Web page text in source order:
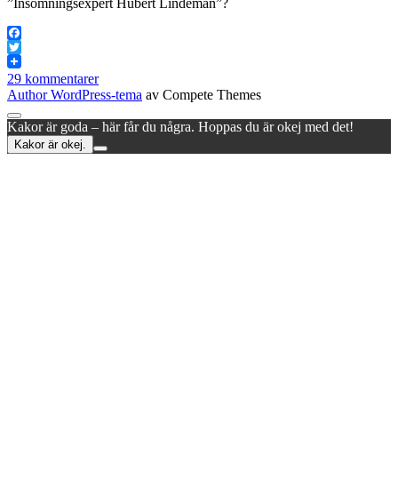
”Insomningsexpert Hubert Lindeman”?
Facebook
Twitter
29 kommentarer
Author WordPress-tema av Compete Themes
Rulla
till
toppen
Kakor är goda – här får du några. Hoppas du är okej med det!
Kakor är okej.